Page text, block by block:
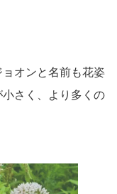
オンと名前も花姿
さく、より多くの